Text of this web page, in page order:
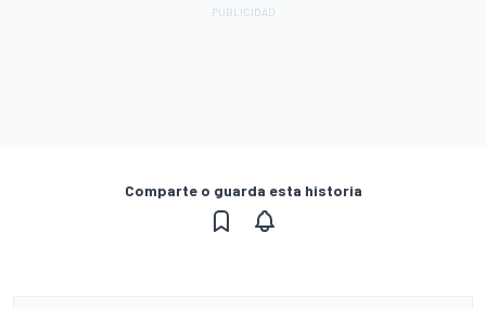
Comparte o guarda esta historia